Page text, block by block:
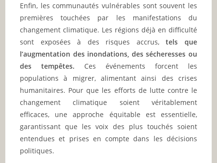
Enfin, les communautés vulnérables sont souvent les
premières touchées par les manifestations du
changement climatique. Les régions déjà en difficulté
sont exposées à des risques accrus,tels que
l’augmentation des inondations, des sécheresses ou
des tempêtes. Ces événements forcent les
populations à migrer, alimentant ainsi des crises
humanitaires. Pour que les efforts de lutte contre le
changement climatique soient véritablement
efficaces, une approche équitable est essentielle,
garantissant que les voix des plus touchés soient
entendues et prises en compte dans les décisions
politiques.